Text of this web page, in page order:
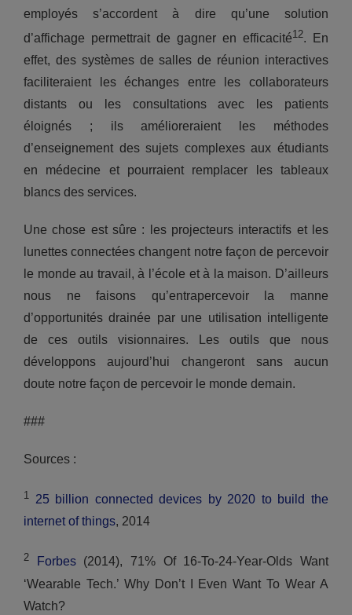
employés s’accordent à dire qu’une solution
d’affichage permettrait de gagner en efficacité12. En
effet, des systèmes de salles de réunion interactives
faciliteraient les échanges entre les collaborateurs
distants ou les consultations avec les patients
éloignés ; ils amélioreraient les méthodes
d’enseignement des sujets complexes aux étudiants
en médecine et pourraient remplacer les tableaux
blancs des services.
Une chose est sûre : les projecteurs interactifs et les
lunettes connectées changent notre façon de percevoir
le monde au travail, à l’école et à la maison. D’ailleurs
nous ne faisons qu’entrapercevoir la manne
d’opportunités drainée par une utilisation intelligente
de ces outils visionnaires. Les outils que nous
développons aujourd’hui changeront sans aucun
doute notre façon de percevoir le monde demain.
###
Sources :
1 25 billion connected devices by 2020 to build the
internet of things, 2014
2 Forbes(2014), 71% Of 16-To-24-Year-Olds Want
‘Wearable Tech.’ Why Don’t I Even Want To Wear A
Watch?